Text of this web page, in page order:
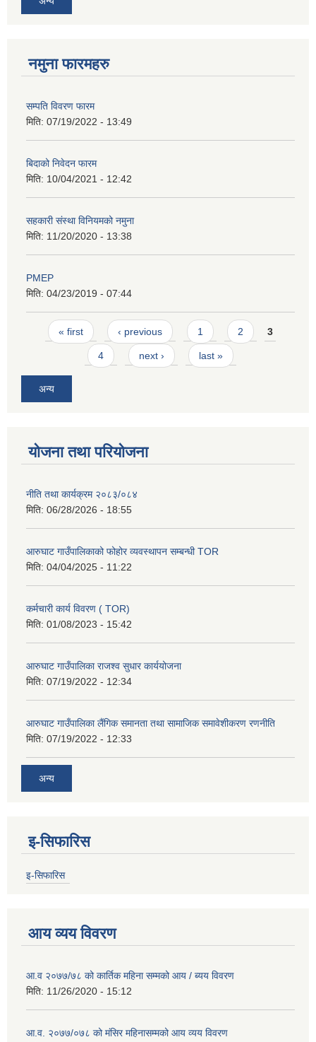
नमुना फारमहरु
सम्पति विवरण फारम
मिति: 07/19/2022 - 13:49
बिदाको निवेदन फारम
मिति: 10/04/2021 - 12:42
सहकारी संस्था विनियमको नमुना
मिति: 11/20/2020 - 13:38
PMEP
मिति: 04/23/2019 - 07:44
Pages
« first ‹ previous 1 2 3
4 next › last »
अन्य
योजना तथा परियोजना
नीति तथा कार्यक्रम २०८३/०८४
मिति: 06/28/2026 - 18:55
आरुघाट गाउँपालिकाको फोहोर व्यवस्थापन सम्बन्धी TOR
मिति: 04/04/2025 - 11:22
कर्मचारी कार्य विवरण ( TOR)
मिति: 01/08/2023 - 15:42
आरुघाट गाउँपालिका राजश्व सुधार कार्ययोजना
मिति: 07/19/2022 - 12:34
आरुघाट गाउँपालिका लैंगिक समानता तथा सामाजिक समावेशीकरण रणनीति
मिति: 07/19/2022 - 12:33
अन्य
इ-सिफारिस
इ-सिफारिस
आय व्यय विवरण
आ.व २०७७/७८ को कार्तिक महिना सम्मको आय / ब्यय विवरण
मिति: 11/26/2020 - 15:12
आ.व. २०७७/०७८ को मंसिर महिनासम्मको आय व्यय विवरण